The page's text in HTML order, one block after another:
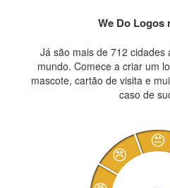
We Do Logos
Já são mais de 712 cidades
mundo. Comece a criar um
mascote, cartão de visita e
caso de